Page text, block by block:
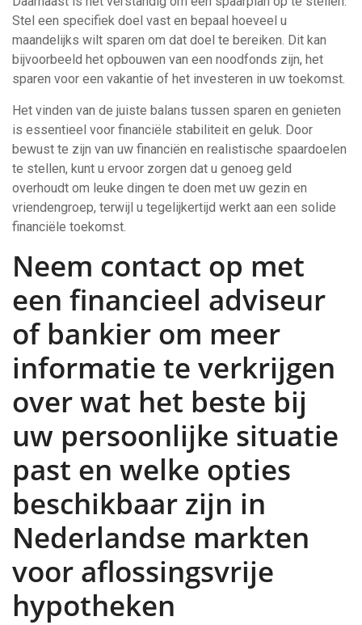
Stel een specifiek doel vast en bepaal hoeveel u
maandelijks wilt sparen om dat doel te bereiken. Dit kan
bijvoorbeeld het opbouwen van een noodfonds zijn, het
sparen voor een vakantie of het investeren in uw toekomst.
Het vinden van de juiste balans tussen sparen en genieten
is essentieel voor financiële stabiliteit en geluk. Door
bewust te zijn van uw financiën en realistische spaardoelen
te stellen, kunt u ervoor zorgen dat u genoeg geld
overhoudt om leuke dingen te doen met uw gezin en
vriendengroep, terwijl u tegelijkertijd werkt aan een solide
financiële toekomst.
Neem contact op met
een financieel adviseur
of bankier om meer
informatie te verkrijgen
over wat het beste bij
uw persoonlijke situatie
past en welke opties
beschikbaar zijn in
Nederlandse markten
voor aflossingsvrije
hypotheken